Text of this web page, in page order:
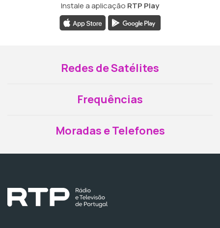
Instale a aplicação RTP Play
Redes de Satélites
Frequências
Moradas e Telefones